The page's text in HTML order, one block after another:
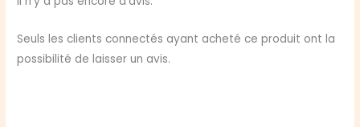
Seuls les clients connectés ayant acheté ce produit ont la
possibilité de laisser un avis.